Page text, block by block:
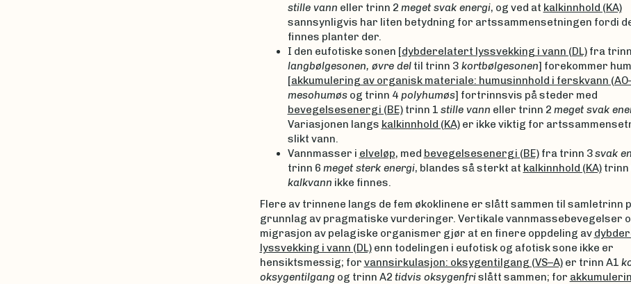
stille vann eller trinn 2 meget svak energi, og ved at kalkinnhold (KA)
sannsynligvis har liten betydning for artssammensetningen fordi
finnes planter der.
I den eufotiske sonen [dybderelatert lyssvekking i vann (DL)fra
langbølgesonen, øvre deltil trinn 3kortbølgesonen] forekommer
[akkumulering av organisk materiale: humusinnhold i ferskvann
mesohumøsog trinn 4polyhumøs] fortrinnsvis på steder med
bevegelsesenergi (BE)trinn 1 stille vann eller trinn 2 meget svak
Variasjonen langs kalkinnhold (KA)er ikke viktig for
slikt vann.
Vannmasser i elveløp, med bevegelsesenergi (BE)fra trinn 3svak
trinn 6 meget sterk energi, blandes så sterkt at kalkinnhold (KA)trinn
kalkvann ikke finnes.
Flere av trinnene langs de fem økoklinene er slått sammen til samletrinn
grunnlag av pragmatiske vurderinger. Vertikale vannmassebevegelser
migrasjon av pelagiske organismer gjør at en finere oppdeling av
lyssvekking i vann (DL)enn todelingen i eufotisk og afotisk sone ikke er
hensiktsmessig; for vannsirkulasjon: oksygentilgang (VS–A)er trinn A1
oksygentilgangog trinn A2 tidvis oksygenfrislått sammen; for